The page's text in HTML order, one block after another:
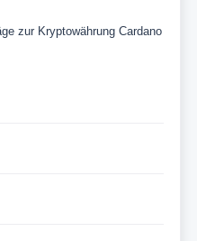
zur Kryptowährung Cardano